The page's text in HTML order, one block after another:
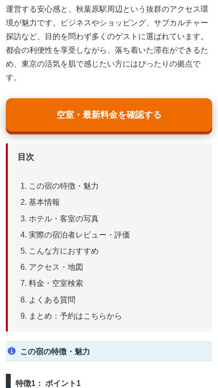
運営する安心感と、秋葉原駅周辺という抜群のアクセス環
境が魅力です。ビジネスやショッピング、サブカルチャー
探訪など、目的を問わず多くのゲストに選ばれています。
都会の利便性を享受しながら、落ち着いた滞在ができるた
め、東京の活気を肌で感じたい方にはぴったりの拠点で
す。
空室・最新料金を確認する
目次
この宿の特徴・魅力
基本情報
ホテル・客室の写真
実際の宿泊者レビュー・評価
こんな方におすすめ
アクセス・地図
料金・空室検索
よくある質問
まとめ：予約はこちらから
この宿の特徴・魅力
特徴1： ポイント1